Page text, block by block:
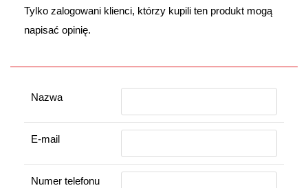
Tylko zalogowani klienci, którzy kupili ten produkt mogą
napisać opinię.
Nazwa
E-mail
Numer telefonu